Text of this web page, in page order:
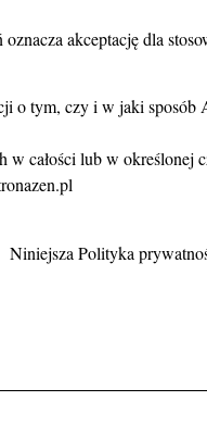
akceptację dla
o tym, czy i w jaki
całości lub w określonej
Niniejsza Polityka